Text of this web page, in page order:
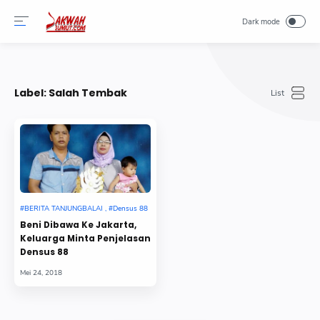
Label: Salah Tembak
Beni Dibawa Ke Jakarta,
Keluarga Minta Penjelasan
Densus 88